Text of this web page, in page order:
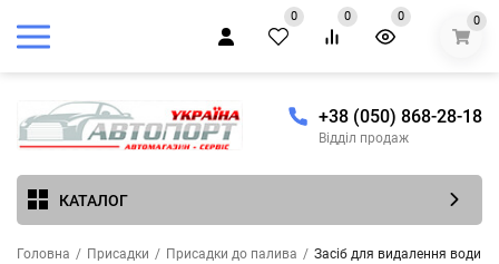
0 0 0 0
+38 (050) 868-28-18
Відділ продаж
КАТАЛОГ
Головна / Присадки / Присадки до палива / Засіб для видалення води